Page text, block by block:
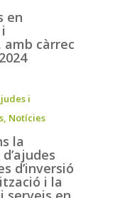
en
càrrec
i
, Notícies
la
d’inversió
i la